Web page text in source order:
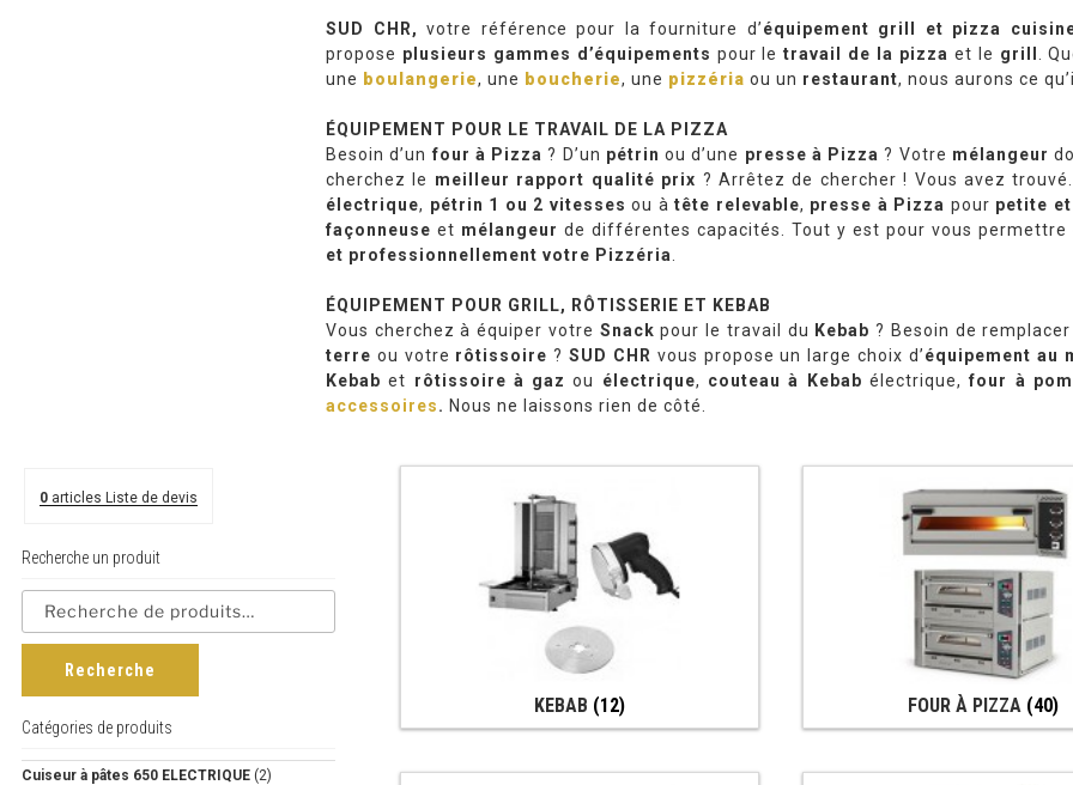
SUD CHR, votre référence pour la fourniture d’équipement grill et pizza
propose plusieurs gammes d’équipements pour le travail de la pizza et le grill .
une boulangerie, une boucherie, une pizzéria ou un restaurant, nous aurons ce
ÉQUIPEMENT POUR LE TRAVAIL DE LA PIZZA
Besoin d’un four à Pizza ? D’un pétrin ou d’une presse à Pizza ? Votre mélangeur
cherchez le meilleur rapport qualité prix ? Arrêtez de chercher ! Vous avez trouvé.
électrique, pétrin 1 ou 2 vitesses ou à tête relevable, presse à Pizza pour petite
façonneuse et mélangeur de différentes capacités. Tout y est pour vous permettre
et professionnellement votre Pizzéria
ÉQUIPEMENT POUR GRILL, RÔTISSERIE ET KEBAB
Vous cherchez à équiper votre Snack pour le travail du Kebab ? Besoin de
terre ou votre rôtissoire ?SUD CHR vous propose un large choix d’équipement au
Kebabet rôtissoire à gaz ou électrique, couteau à Kebab électrique,four à
accessoires. Nous ne laissons rien de côté.
KEBAB (12) FOUR À PIZZA (40)
0 articles Liste de devis
Recherche un produit
Recherche
Catégories de produits
Cuiseur à pâtes 650 ELECTRIQUE (2)